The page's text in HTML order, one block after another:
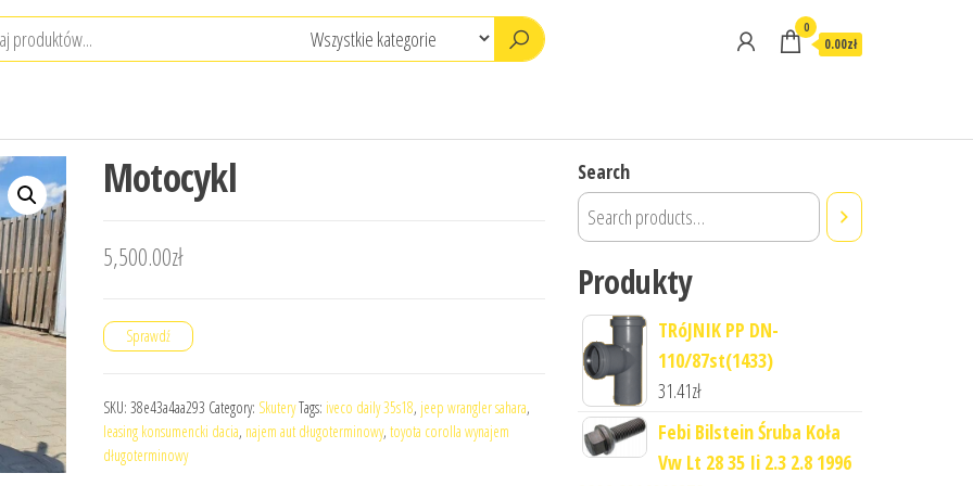
0
0.00zł
Motocykl
5,500.00zł
Sprawdź
SKU: 38e43a4aa293 Category: SkuteryTags: iveco daily 35s18, jeep wrangler sahara,
leasing konsumencki dacia, najem aut długoterminowy, toyota corolla wynajem
długoterminowy
Search
Produkty
TRóJNIK PP DN-
110/87st(1433)
31.41zł
Febi Bilstein Śruba Koła
Vw Lt 28 35 Ii 2.3 2.8 1996